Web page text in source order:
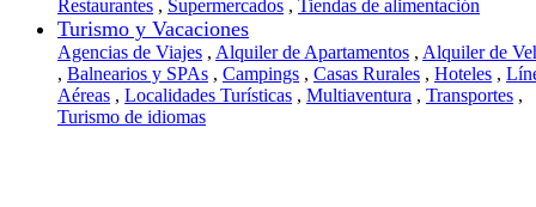
Restaurantes , Supermercados , Tiendas de alimentación
Turismo y Vacaciones
Agencias de Viajes , Alquiler de Apartamentos , Alquiler de
, Balnearios y SPAs , Campings , Casas Rurales , Hoteles ,
Aéreas , Localidades Turísticas , Multiaventura , Transportes ,
Turismo de idiomas